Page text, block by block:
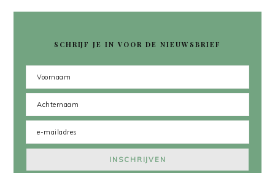
SCHRIJF JE IN VOOR DE NIEUWSBRIEF